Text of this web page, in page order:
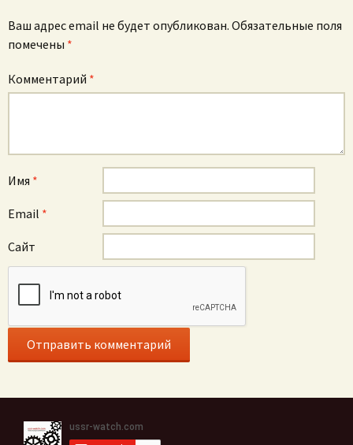
Ваш адрес email не будет опубликован. Обязательные поля
помечены *
Комментарий *
Имя *
Email *
Сайт